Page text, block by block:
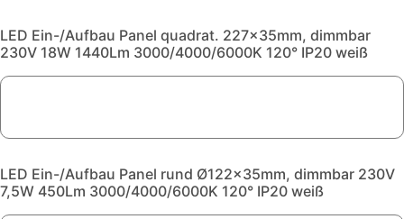
LED Ein-/Aufbau Panel quadrat. 227x35mm, dimmbar
230V 18W 1440Lm 3000/4000/6000K 120° IP20 weiß
LED Ein-/Aufbau Panel rund Ø122x35mm, dimmbar 230V
7,5W 450Lm 3000/4000/6000K 120° IP20 weiß